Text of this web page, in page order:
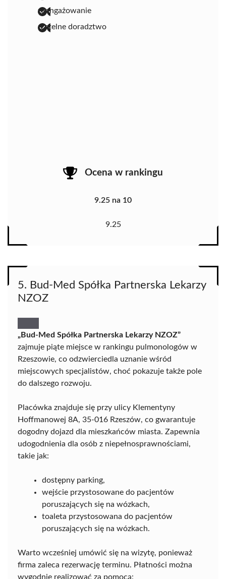
zaangażowanie
rzetelne doradztwo
Ocena w rankingu
9.25 na 10
9.25
5. Bud-Med Spółka Partnerska Lekarzy
NZOZ
„Bud-Med Spółka Partnerska Lekarzy NZOZ”
zajmuje piąte miejsce w rankingu pulmonologów w
Rzeszowie, co odzwierciedla uznanie wśród
miejscowych specjalistów, choć pokazuje także pole
do dalszego rozwoju.
Placówka znajduje się przy ulicy Klementyny
Hoffmanowej 8A, 35-016 Rzeszów, co gwarantuje
dogodny dojazd dla mieszkańców miasta. Zapewnia
udogodnienia dla osób z niepełnosprawnościami,
takie jak:
dostępny parking,
wejście przystosowane do pacjentów
poruszających się na wózkach,
toaleta przystosowana do pacjentów
poruszających się na wózkach.
Warto wcześniej umówić się na wizytę, ponieważ
firma zaleca rezerwację terminu. Płatności można
wygodnie realizować za pomocą: